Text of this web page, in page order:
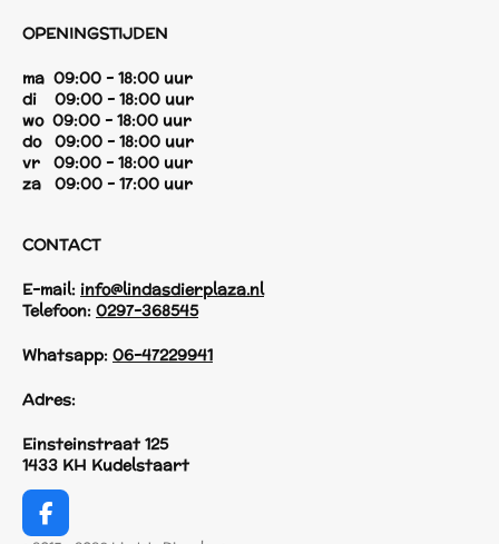
OPENINGSTIJDEN
ma 09:00 - 18:00 uur
di 09:00 - 18:00 uur
wo 09:00 - 18:00 uur
do 09:00 - 18:00 uur
vr 09:00 - 18:00 uur
za 09:00 - 17:00 uur
CONTACT
E-mail: info@lindasdierplaza.nl
Telefoon: 0297-368545
Whatsapp: 06-47229941
Adres:
Einsteinstraat 125
1433 KH Kudelstaart
F